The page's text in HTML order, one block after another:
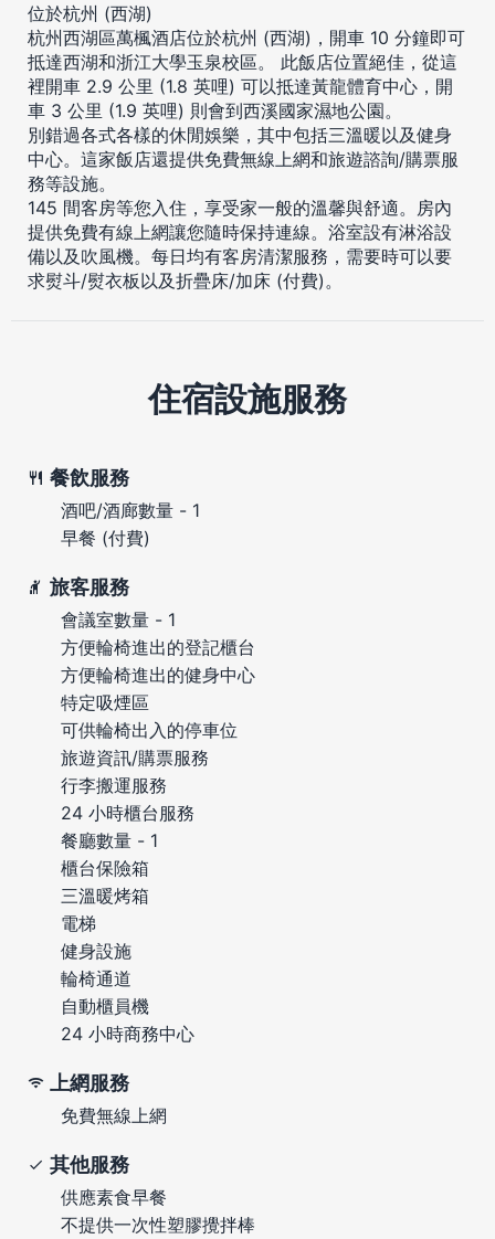
位於杭州 (西湖)
杭州西湖區萬楓酒店位於杭州 (西湖)，開車 10 分鐘即可
抵達西湖和浙江大學玉泉校區。 此飯店位置絕佳，從這
裡開車 2.9 公里 (1.8 英哩) 可以抵達黃龍體育中心，開
車 3 公里 (1.9 英哩) 則會到西溪國家濕地公園。
別錯過各式各樣的休閒娛樂，其中包括三溫暖以及健身
中心。這家飯店還提供免費無線上網和旅遊諮詢/購票服
務等設施。
145 間客房等您入住，享受家一般的溫馨與舒適。房內
提供免費有線上網讓您隨時保持連線。浴室設有淋浴設
備以及吹風機。每日均有客房清潔服務，需要時可以要
求熨斗/熨衣板以及折疊床/加床 (付費)。
住宿設施服務
餐飲服務
酒吧/酒廊數量 - 1
早餐 (付費)
旅客服務
會議室數量 - 1
方便輪椅進出的登記櫃台
方便輪椅進出的健身中心
特定吸煙區
可供輪椅出入的停車位
旅遊資訊/購票服務
行李搬運服務
24 小時櫃台服務
餐廳數量 - 1
櫃台保險箱
三溫暖烤箱
電梯
健身設施
輪椅通道
自動櫃員機
24 小時商務中心
上網服務
免費無線上網
其他服務
供應素食早餐
不提供一次性塑膠攪拌棒